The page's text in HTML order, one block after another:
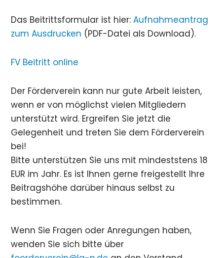
Das Beitrittsformular ist hier:Aufnahmeantrag
zum Ausdrucken (PDF-Datei als Download).
FV Beitritt online
Der Förderverein kann nur gute Arbeit leisten,
wenn er von möglichst vielen Mitgliedern
unterstützt wird. Ergreifen Sie jetzt die
Gelegenheit und treten Sie dem Förderverein
bei!
Bitte unterstützen Sie uns mit mindeststens 18
EUR im Jahr. Es ist Ihnen gerne freigestellt Ihre
Beitragshöhe darüber hinaus selbst zu
bestimmen.
Wenn Sie Fragen oder Anregungen haben,
wenden Sie sich bitte über